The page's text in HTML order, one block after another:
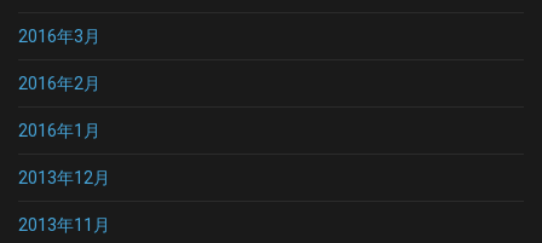
2016年3月
2016年2月
2016年1月
2013年12月
2013年11月